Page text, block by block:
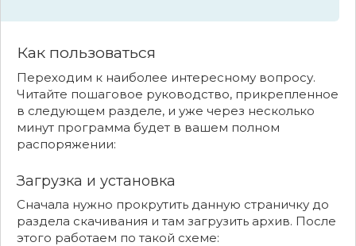
Как пользоваться
Переходим к наиболее интересному вопросу.
Читайте пошаговое руководство, прикрепленное
в следующем разделе, и уже через несколько
минут программа будет в вашем полном
распоряжении:
Загрузка и установка
Сначала нужно прокрутить данную страничку до
раздела скачивания и там загрузить архив. После
этого работаем по такой схеме: